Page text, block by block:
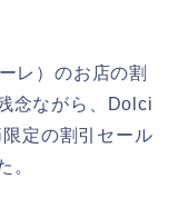
レ）のお店の割
念ながら、Dolci
定の割引セール
。